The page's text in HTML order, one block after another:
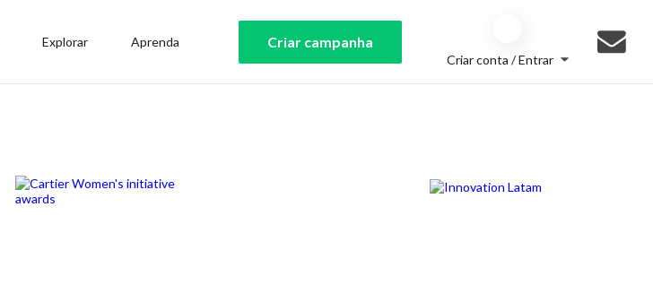
Explorar Aprenda Criar campanha
Criar conta / Entrar